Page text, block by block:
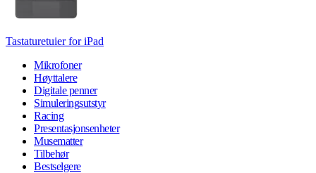
Tastaturetuier for iPad
Mikrofoner
Høyttalere
Digitale penner
Simuleringsutstyr
Racing
Presentasjonsenheter
Musematter
Tilbehør
Bestselgere